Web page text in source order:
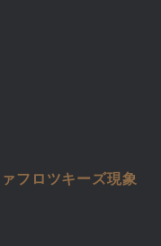
フロツキーズ現象